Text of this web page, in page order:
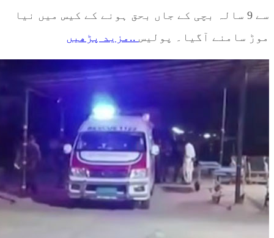
سے 9 سالہ بچی کے جاں بحق ہونے کے کیس میں نیا
موڑ سامنے آگیا۔ پولیس ..مزید پڑھیں